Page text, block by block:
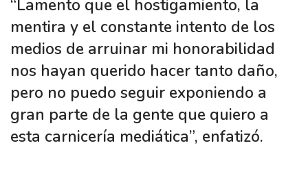
“Lamento que el hostigamiento, la
mentira y el constante intento de los
medios de arruinar mi honorabilidad
nos hayan querido hacer tanto daño,
pero no puedo seguir exponiendo a
gran parte de la gente que quiero a
esta carnicería mediática”, enfatizó.